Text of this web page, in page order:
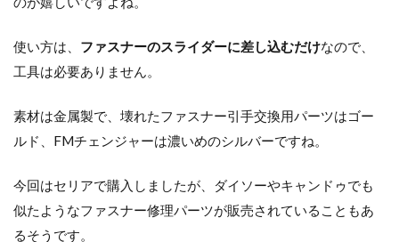
使い方は、 ファスナーのスライダーに差し込むだけなので、
工具は必要ありません。
素材は金属製で、壊れたファスナー引手交換用パーツはゴー
ルド、FMチェンジャーは濃いめのシルバーですね。
今回はセリアで購入しましたが、ダイソーやキャンドゥでも
似たようなファスナー修理パーツが販売されていることもあ
るそうです。